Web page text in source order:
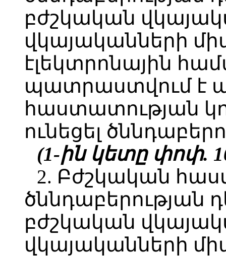
բժշկական
վկայականների
էլեկտրոնային
պատրաստվում է
հաստատության
ունեցել
(1-ին կետը փոփ.
2. Բժշկական
ծննդաբերության
բժշկական
վկայականների